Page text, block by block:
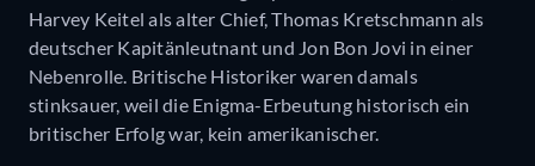
Harvey Keitel als alter Chief, Thomas Kretschmann als
deutscher Kapitänleutnant und Jon Bon Jovi in einer
Nebenrolle. Britische Historiker waren damals
stinksauer, weil die Enigma-Erbeutung historisch ein
britischer Erfolg war, kein amerikanischer.